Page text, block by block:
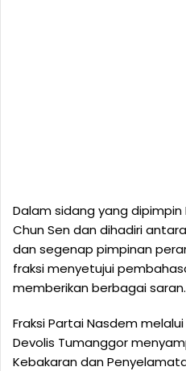
Dalam sidang yang dipimpin
Chun Sen dan dihadiri
dan segenap pimpinan
fraksi menyetujui
memberikan berbagai saran.
Fraksi Partai Nasdem
Devolis Tumanggor
Kebakaran dan